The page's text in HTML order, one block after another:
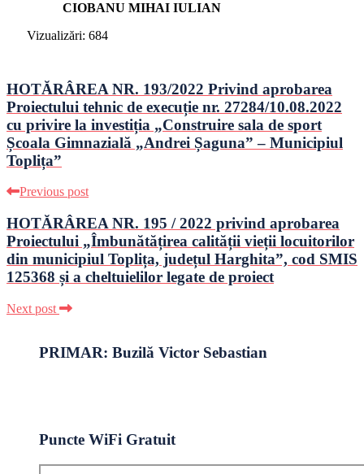
CIOBANU MIHAI IULIAN
Vizualizări: 684
HOTĂRÂREA NR. 193/2022 Privind aprobarea
Proiectului tehnic de execuție nr. 27284/10.08.2022
cu privire la investiția „Construire sala de sport
Școala Gimnazială „Andrei Șaguna” – Municipiul
Toplița”
Previous post
HOTĂRÂREA NR. 195 / 2022 privind aprobarea
Proiectului „Îmbunătățirea calității vieții locuitorilor
din municipiul Toplița, județul Harghita”, cod SMIS
125368 și a cheltuielilor legate de proiect
Next post
PRIMAR: Buzilă Victor Sebastian
Puncte WiFi Gratuit